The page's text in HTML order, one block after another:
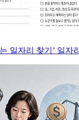
일자리 찾기’ 일자